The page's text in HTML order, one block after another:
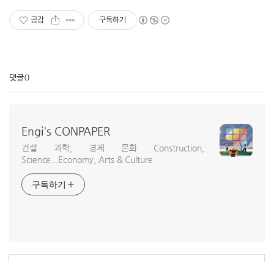
공감 구독하기
댓글()
Engi's CONPAPER
건설 과학, 경제 문화 Construction,
Science...Economy, Arts & Culture
구독하기